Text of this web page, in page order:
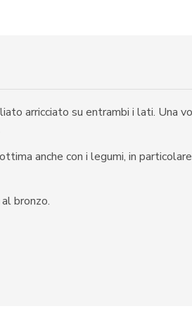
arricciato su entrambi i lati. Una
anche con i legumi, in
bronzo.